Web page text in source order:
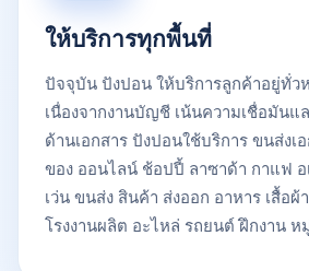
ให้บริการทุกพื้นที่
ปัจจุบัน ปังปอน ให้บริการลูกค้าอยู่ทั่ว
เนื่องจากงานบัญชี เน้นความเชื่อมันแ
ด้านเอกสาร ปังปอนใช้บริการ ขนส่งเ
ของ ออนไลน์ ช้อปปี้ ลาซาด้า กาแฟ
เว่น ขนส่ง สินค้า ส่งออก อาหาร เสื้อผ้
โรงงานผลิต อะไหล่ รถยนต์ ฝึกงาน ห